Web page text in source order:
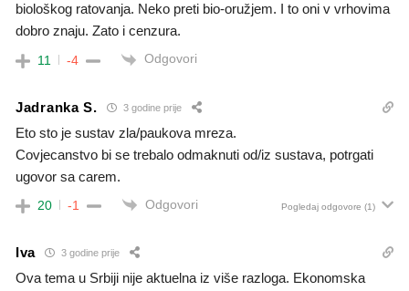
biološkog ratovanja. Neko preti bio-oružjem. I to oni v vrhovima
dobro znaju. Zato i cenzura.
11 -4 Odgovori
Jadranka S. 3 godine prije
Eto sto je sustav zla/paukova mreza.
Covjecanstvo bi se trebalo odmaknuti od/iz sustava, potrgati
ugovor sa carem.
20 -1 Odgovori Pogledaj odgovore (1)
Iva 3 godine prije
Ova tema u Srbiji nije aktuelna iz više razloga. Ekonomska